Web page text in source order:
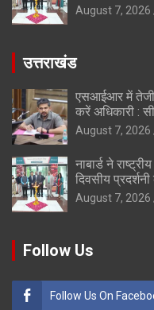
August 7, 2026
उत्तराखंड
एसआईआर में तेजी
करें अधिकारी :
August 7, 2026
नाबार्ड ने
दिवसीय
August 7, 2026
Follow Us
Follow Us On